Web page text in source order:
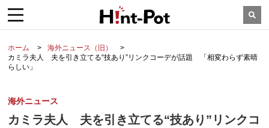
ホーム
海外ニュース（旧）
カミラ夫人 夫を引き立てる“技あり”リンクコーデが話題 「相変わらず素晴
らしい」
海外ニュース
カミラ夫人 夫を引き立てる“技あり”リンクコ